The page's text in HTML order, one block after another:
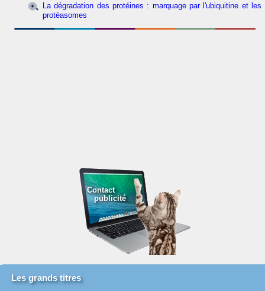
La dégradation des protéines : marquage par l'ubiquitine et les
protéasomes
Contact
publicité
Les grands titres